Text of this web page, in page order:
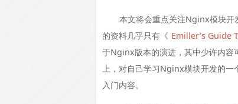
本文将会重点关注Nginx模块开
的资料几乎只有《 Emiller’s Guide
于Nginx版本的演进，其中少许内容
上，对自己学习Nginx模块开发的一
入门内容。